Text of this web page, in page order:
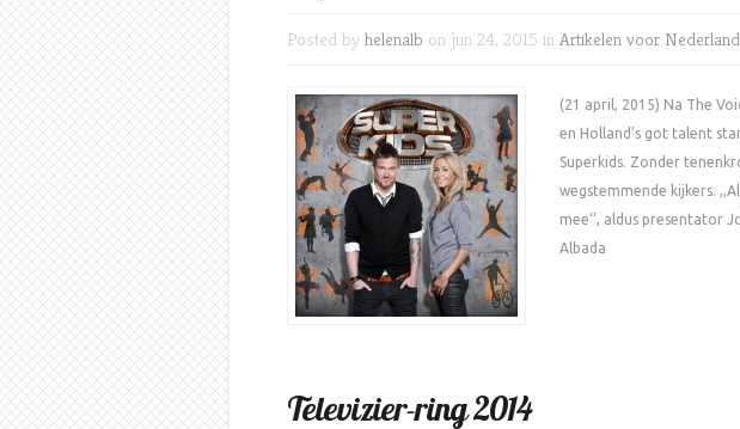
Posted by helenalb on jun 24, 2015 in Artikelen voor Nederland
(21 april, 2015) Na The
en Holland’s got talent
Superkids. Zonder
wegstemmende kijkers.
mee’’, aldus presentator
Albada
Televizier-ring 2014